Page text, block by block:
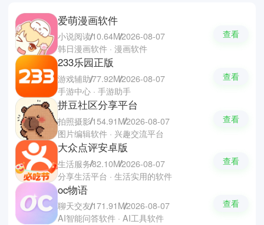
爱萌漫画软件
小说阅读10.64M2026-08-07
韩日漫画软件 · 漫画软件
查看
233乐园正版
游戏辅助77.92M2026-08-07
手游中心 · 手游助手
查看
拼豆社区分享平台
拍照摄影154.91M2026-08-07
图片编辑软件 · 兴趣交流平台
查看
大众点评安卓版
生活服务82.10M2026-08-07
分享生活平台 · 生活实用的软件
查看
oc物语
聊天交友171.91M2026-08-07
AI智能问答软件 · AI工具软件
查看